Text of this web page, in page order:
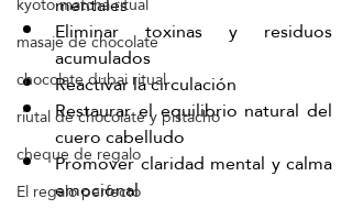
masaje de chocolate
chocolate dubai ritual
riutal de chocolate y pistacho
cheque de regalo
El regalo perfecto
Eliminar toxinas y residuos
acumulados
Reactivar la circulación
Restaurar el equilibrio natural del
cuero cabelludo
Promover claridad mental y calma
emocional